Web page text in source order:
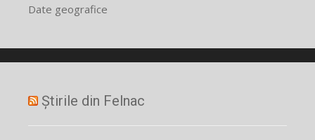
Date geografice
Știrile din Felnac